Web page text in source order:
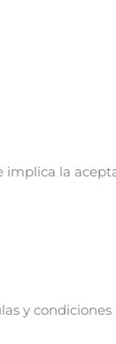
la
y